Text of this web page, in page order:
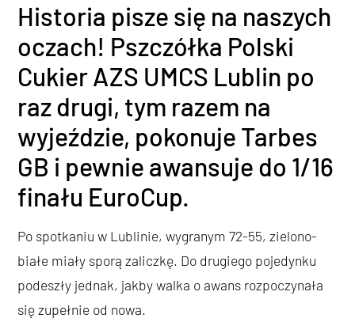
Historia pisze się na naszych
oczach! Pszczółka Polski
Cukier AZS UMCS Lublin po
raz drugi, tym razem na
wyjeździe, pokonuje Tarbes
GB i pewnie awansuje do 1/16
finału EuroCup.
Po spotkaniu w Lublinie, wygranym 72-55, zielono-
białe miały sporą zaliczkę. Do drugiego pojedynku
podeszły jednak, jakby walka o awans rozpoczynała
się zupełnie od nowa.